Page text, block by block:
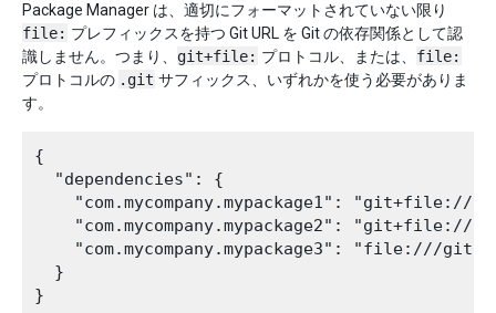
Package Manager は、適切にフォーマットされていない限り
file: プレフィックスを持つ Git URL を Git の依存関係として認
識しません。つまり、 git+file: プロトコル、または、 file:
プロトコルの .git サフィックス、いずれかを使う必要がありま
す。
{
  "dependencies": {
"com.mycompany.mypackage1": "git+file://
"com.mycompany.mypackage2": "git+file:///
"com.mycompany.mypackage3": "file:///
  }